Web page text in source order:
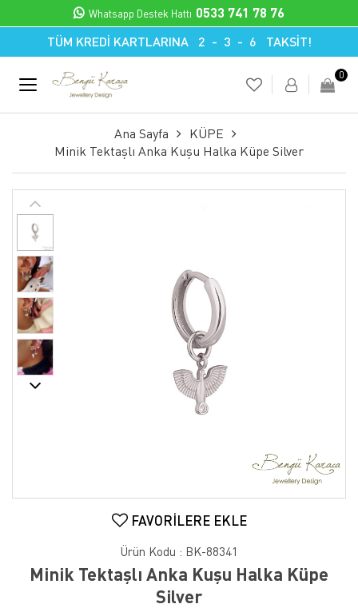
TÜM KREDİ KARTLARINA 2 - 3 - 6 TAKSİT!
Whatsapp Destek Hattı 0533 741 78 76
0
Ana Sayfa
KÜPE
Minik Tektaşlı Anka Kuşu Halka Küpe Silver
FAVORILERE EKLE
Ürün Kodu : BK-88341
Minik Tektaşlı Anka Kuşu Halka Küpe
Silver